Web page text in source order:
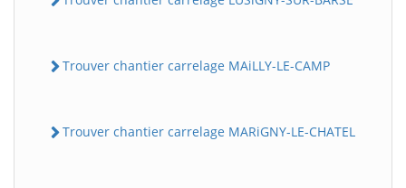
Trouver chantier carrelage MAiLLY-LE-CAMP
Trouver chantier carrelage MARiGNY-LE-CHATEL